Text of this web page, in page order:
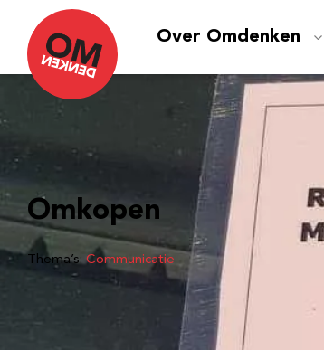
Over Omdenken
Omkopen
Thema’s:Communicatie